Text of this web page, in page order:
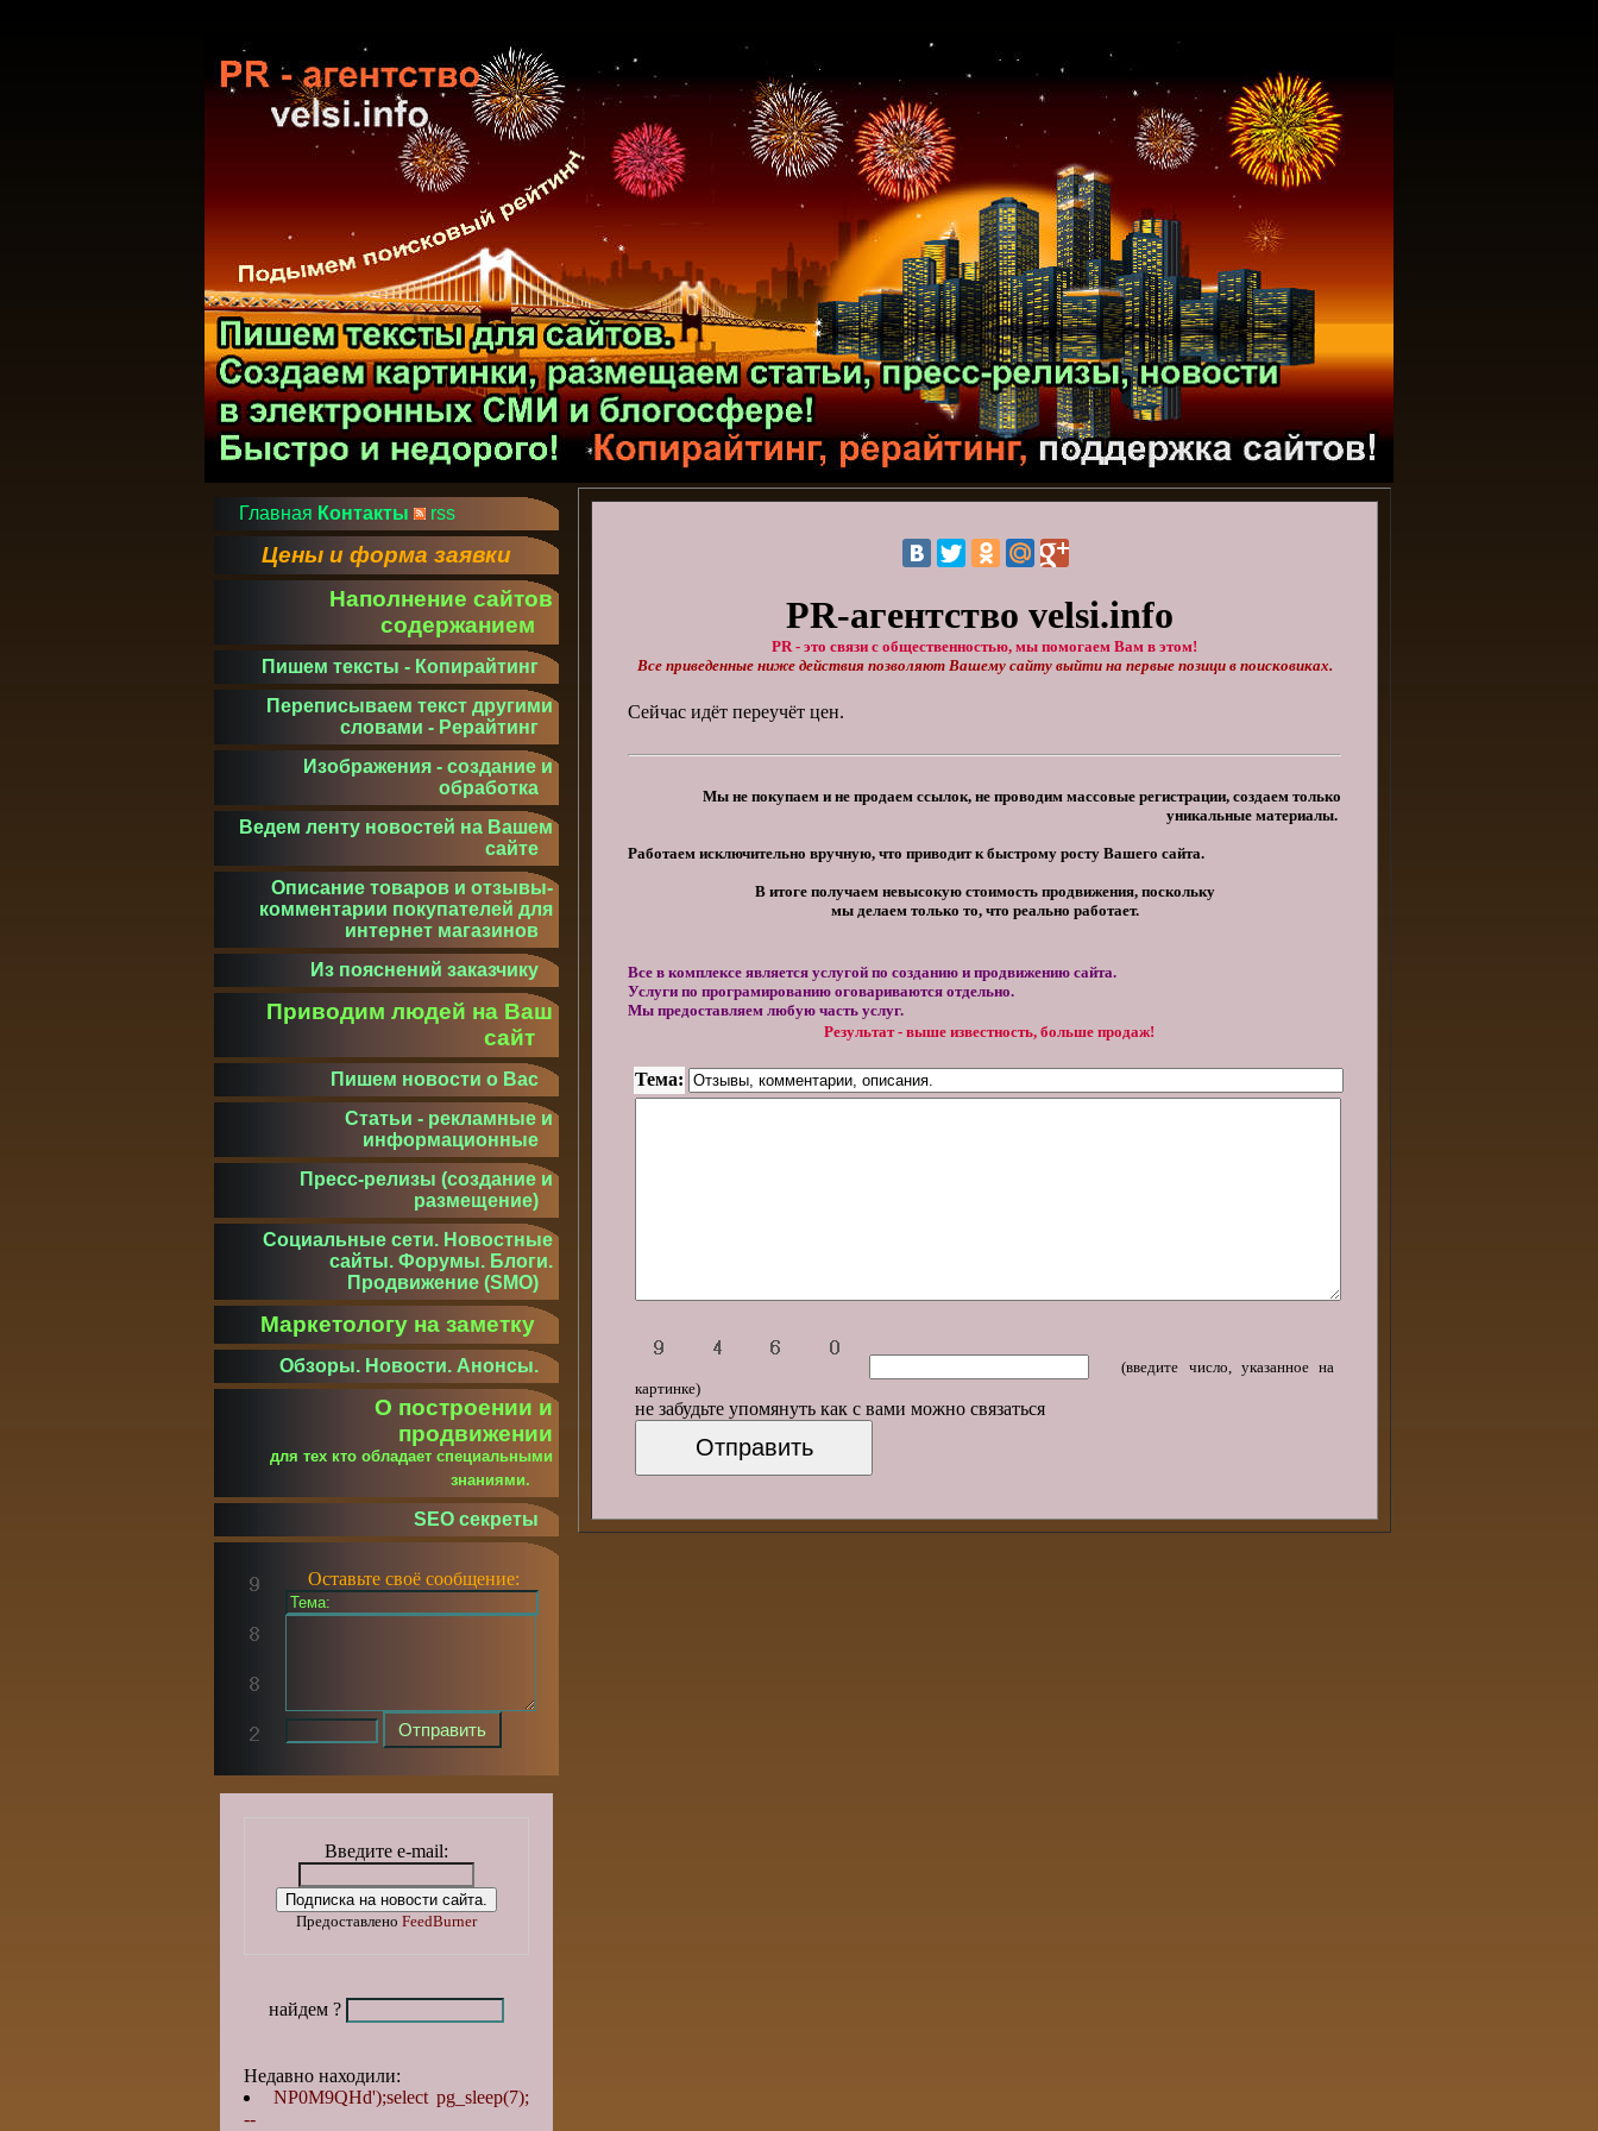
PR-агентство velsi.info
PR - это связи с общественностью, мы помогаем Вам в этом!
Все приведенные ниже действия позволяют Вашему сайту выйти на первые позици в поисковиках.
Сейчас идёт переучёт цен.
Мы не покупаем и не продаем ссылок, не проводим массовые регистрации, создаем только
уникальные материалы.
Работаем исключительно вручную, что приводит к быстрому росту Вашего сайта.
В итоге получаем невысокую стоимость продвижения, поскольку
мы делаем только то, что реально работает.
Все в комплексе является услугой по созданию и продвижению сайта.
Услуги по програмированию оговариваются отдельно.
Мы предоставляем любую часть услуг.
Результат - выше известность, больше продаж!
Тема:
(введите число, указанное на
картинке)
не забудьте упомянуть как с вами можно связаться
Главная Контакты rss
Цены и форма заявки
Наполнение сайтов
содержанием
Пишем тексты - Копирайтинг
Переписываем текст другими
словами - Рерайтинг
Изображения - создание и
обработка
Ведем ленту новостей на Вашем
сайте
Описание товаров и отзывы-
комментарии покупателей для
интернет магазинов
Из пояснений заказчику
Приводим людей на Ваш
сайт
Пишем новости о Вас
Статьи - рекламные и
информационные
Пресс-релизы (создание и
размещение)
Социальные сети. Новостные
сайты. Форумы. Блоги.
Продвижение (SMO)
Маркетологу на заметку
Обзоры. Новости. Анонсы.
О построении и
продвижении
для тех кто обладает специальными
знаниями.
SEO секреты
Оставьте своё сообщение:
Введите e-mail:
Предоставлено FeedBurner
найдем ?
Недавно находили:
NP0M9QHd');select pg_sleep(7);
--